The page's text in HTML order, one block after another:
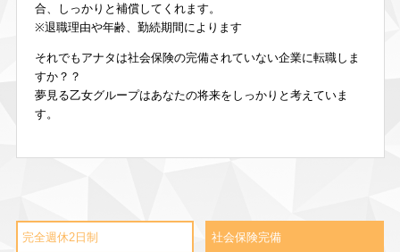
合、しっかりと補償してくれます。
※退職理由や年齢、勤続期間によります
それでもアナタは社会保険の完備されていない企業に転職しま
すか？？
夢見る乙女グループはあなたの将来をしっかりと考えていま
す。
完全週休2日制 社会保険完備